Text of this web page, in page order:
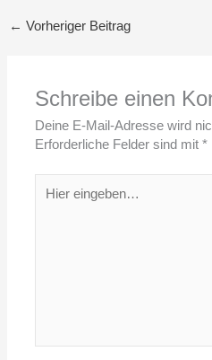
← Vorheriger Beitrag
Schreibe einen
Deine E-Mail-Adresse wird
Erforderliche Felder sind mit*
eingeben…